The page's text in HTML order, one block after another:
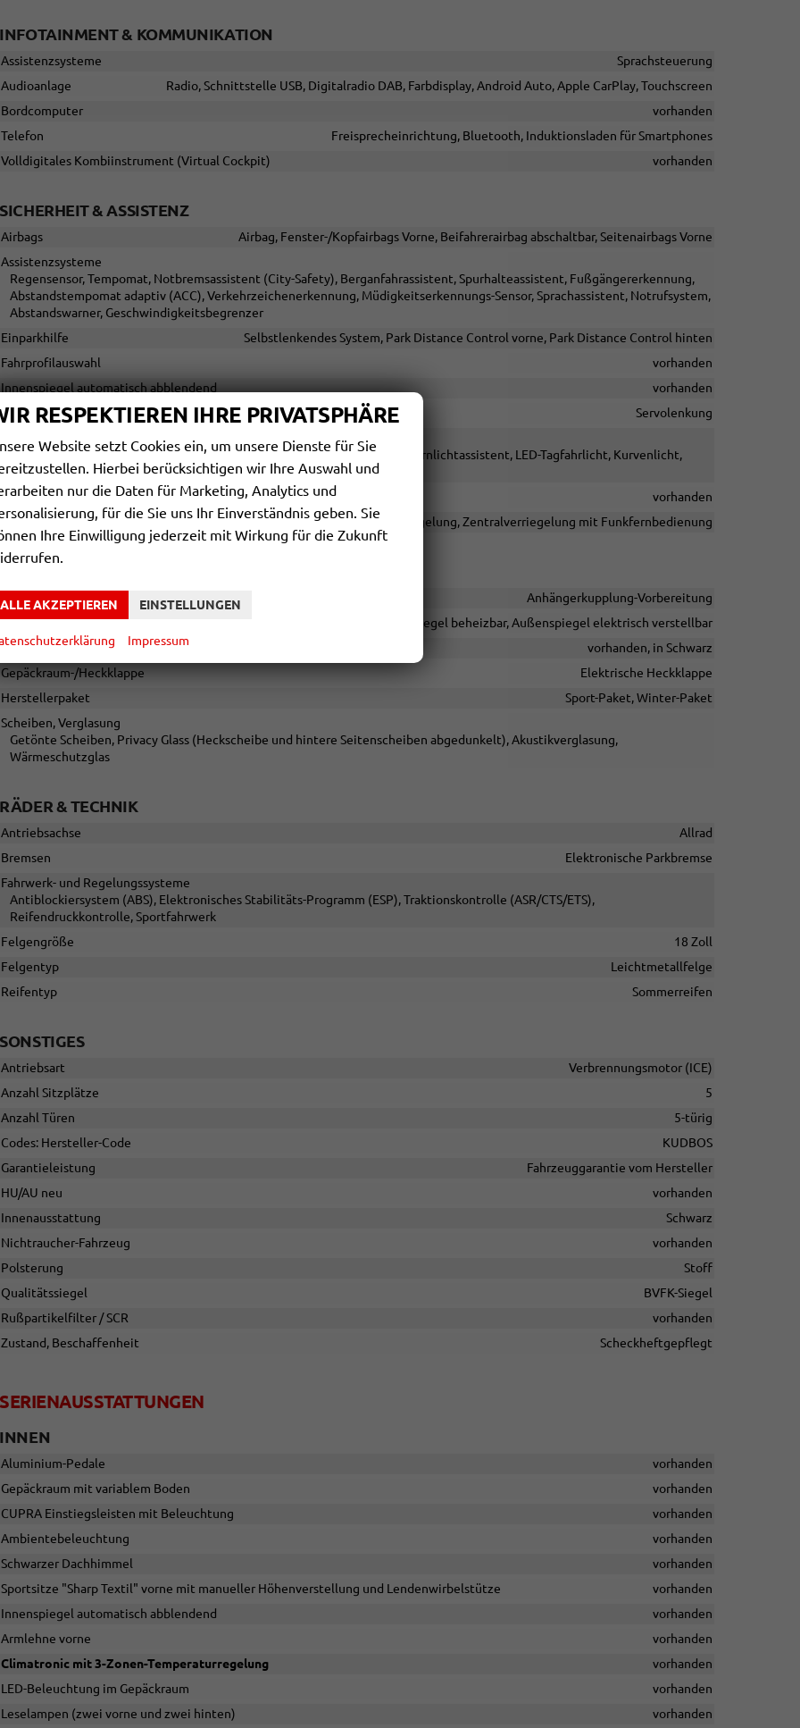
INFOTAINMENT & KOMMUNIKATION
Assistenzsysteme
Sprachsteuerung
Audioanlage
Radio, Schnittstelle USB, Digitalradio DAB, Farbdisplay, Android Auto, Apple CarPlay, Touchscreen
Bordcomputer
vorhanden
Telefon
Freisprecheinrichtung, Bluetooth, Induktionsladen für Smartphones
Volldigitales Kombiinstrument (Virtual Cockpit)
vorhanden
SICHERHEIT & ASSISTENZ
Airbags
Airbag, Fenster-/Kopfairbags Vorne, Beifahrerairbag abschaltbar, Seitenairbags Vorne
Assistenzsysteme
Regensensor, Tempomat, Notbremsassistent (City-Safety), Berganfahrassistent, Spurhalteassistent, Fußgängererkennung,
Abstandstempomat adaptiv (ACC), Verkehrzeichenerkennung, Müdigkeitserkennungs-Sensor, Sprachassistent, Notrufsystem,
Abstandswarner, Geschwindigkeitsbegrenzer
Einparkhilfe
Selbstlenkendes System, Park Distance Control vorne, Park Distance Control hinten
Fahrprofilauswahl
vorhanden
Innenspiegel automatisch abblendend
vorhanden
Lenkung
Servolenkung
Lichttechnik
Lichtsensor, Nebelscheinwerfer, LED-Rückleuchten, LED-Scheinwerfer, Fernlichtassistent, LED-Tagfahrlicht, Kurvenlicht,
adaptiv (AFS), Voll-LED Scheinwerfer
Start/Stop-Automatik
vorhanden
Zentralverriegelung
Zentralverriegelung, Zentralverriegelung mit Funkfernbedienung
Anhängerkupplung
Anhängerkupplung-Vorbereitung
Außenspiegel
Außenspiegel elektrisch anklappbar, Außenspiegel beheizbar, Außenspiegel elektrisch verstellbar
Dachreling
vorhanden, in Schwarz
Gepäckraum-/Heckklappe
Elektrische Heckklappe
Herstellerpaket
Sport-Paket, Winter-Paket
Scheiben, Verglasung
Getönte Scheiben, Privacy Glass (Heckscheibe und hintere Seitenscheiben abgedunkelt), Akustikverglasung,
Wärmeschutzglas
RÄDER & TECHNIK
Antriebsachse
Allrad
Bremsen
Elektronische Parkbremse
Fahrwerk- und Regelungssysteme
Antiblockiersystem (ABS), Elektronisches Stabilitäts-Programm (ESP), Traktionskontrolle (ASR/CTS/ETS),
Reifendruckkontrolle, Sportfahrwerk
Felgengröße
18 Zoll
Felgentyp
Leichtmetallfelge
Reifentyp
Sommerreifen
SONSTIGES
Antriebsart
Verbrennungsmotor (ICE)
Anzahl Sitzplätze
5
Anzahl Türen
5-türig
Codes: Hersteller-Code
KUDBOS
Garantieleistung
Fahrzeuggarantie vom Hersteller
HU/AU neu
vorhanden
Innenausstattung
Schwarz
Nichtraucher-Fahrzeug
vorhanden
Polsterung
Stoff
Qualitätssiegel
BVFK-Siegel
Rußpartikelfilter / SCR
vorhanden
Zustand, Beschaffenheit
Scheckheftgepflegt
SERIENAUSSTATTUNGEN
INNEN
Aluminium-Pedale
vorhanden
Gepäckraum mit variablem Boden
vorhanden
CUPRA Einstiegsleisten mit Beleuchtung
vorhanden
Ambientebeleuchtung
vorhanden
Schwarzer Dachhimmel
vorhanden
Sportsitze "Sharp Textil" vorne mit manueller Höhenverstellung und Lendenwirbelstütze
vorhanden
Innenspiegel automatisch abblendend
vorhanden
Armlehne vorne
vorhanden
Climatronic mit 3-Zonen-Temperaturregelung
vorhanden
LED-Beleuchtung im Gepäckraum
vorhanden
Leselampen (zwei vorne und zwei hinten)
vorhanden
RESPEKTIEREN IHRE PRIVATSPHÄRE
Website setzt Cookies ein, um unsere Dienste für Sie
Hierbei berücksichtigen wir Ihre Auswahl und
nur die Daten für Marketing, Analytics und
für die Sie uns Ihr Einverständnis geben. Sie
Ihre Einwilligung jederzeit mit Wirkung für die Zukunft
ALLE AKZEPTIEREN EINSTELLUNGEN
Impressum